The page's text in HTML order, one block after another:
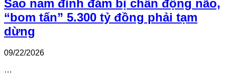
Sao nam đình đám bị chấn động não,
“bom tấn” 5.300 tỷ đồng phải tạm
dừng
09/22/2026
…